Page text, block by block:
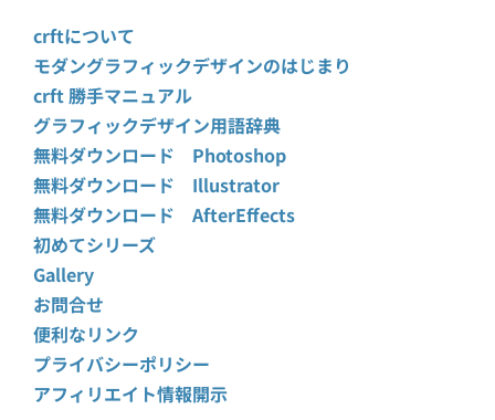
crftについて
モダングラフィックデザインのはじまり
crft 勝手マニュアル
グラフィックデザイン用語辞典
無料ダウンロード Photoshop
無料ダウンロード Illustrator
無料ダウンロード AfterEffects
初めてシリーズ
Gallery
お問合せ
便利なリンク
プライバシーポリシー
アフィリエイト情報開示